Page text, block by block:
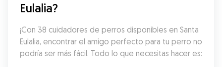
Eulalia?
¡Con 38 cuidadores de perros disponibles en Santa
Eulalia, encontrar el amigo perfecto para tu perro no
podría ser más fácil. Todo lo que necesitas hacer es: